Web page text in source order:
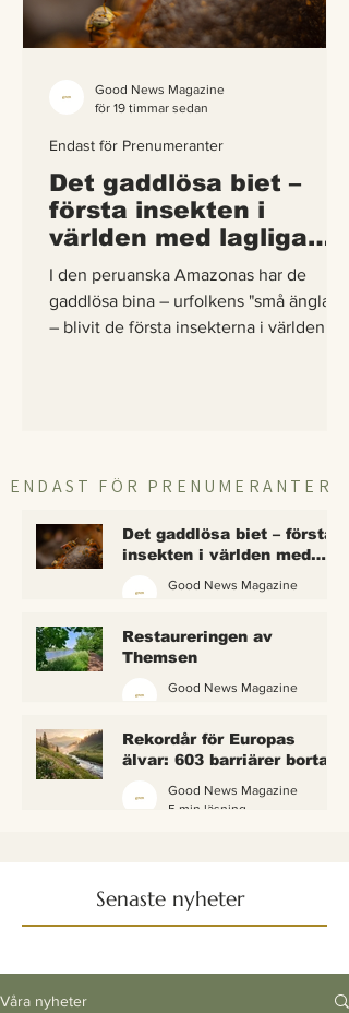
Det gaddlösa biet –
första insekten i
världen med lagliga
rättigheter
I den peruanska Amazonas har de
gaddlösa bina – urfolkens "små änglar"
– blivit de första insekterna i världen att
Endast för Prenumeranter
Good News Magazine
för 19 timmar sedan
ENDAST FÖR PRENUMERANTER
Det gaddlösa biet – första
insekten i världen med
Good News Magazine
Restaureringen av
Themsen
Good News Magazine
Rekordår för Europas
älvar: 603 barriärer borta
igen
Good News Magazine
5 min läsning
Senaste nyheter
Våra nyheter